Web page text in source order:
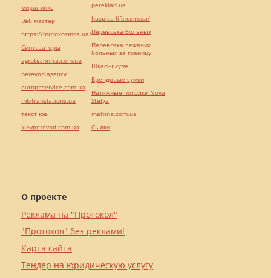
О проекте
Реклама на "Протокол"
"Протокол" без реклами!
Карта сайта
Тендер на юридическую услугу
миралинкс
Веб мастер
https://motokosmos.ua/
Синтезаторы
agrotechnika.com.ua
perevod.agency
europeservice.com.ua
mk-translations.ua
текст юа
kievperevod.com.ua
pereklad.ua
hospice-life.com.ua/
Перевозка больных
Перевозка лежачих
больных за границу
Шкафы купе
Брендовые сумки
Натяжные потолки Nova
Stelya
maltina.com.ua
Cылки